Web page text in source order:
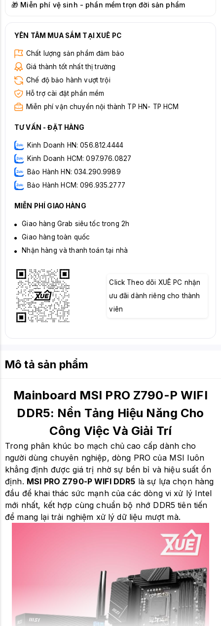
🎁 Miễn phí vệ sinh - phần mềm trọn đời sản phẩm
YÊN TÂM MUA SẮM TẠI XUÊ PC
Chất lượng sản phẩm đảm bảo
Giá thành tốt nhất thị trường
Chế độ bảo hành vượt trội
Hỗ trợ cài đặt phần mềm
Miễn phí vận chuyển nội thành TP HN- TP HCM
TƯ VẤN - ĐẶT HÀNG
Kinh Doanh HN: 056.812.4444
Kinh Doanh HCM: 097.976.0827
Bảo Hành HN: 034.290.9989
Bảo Hành HCM: 096.935.2777
MIỄN PHÍ GIAO HÀNG
Giao hàng Grab siêu tốc trong 2h
Giao hàng toàn quốc
Nhận hàng và thanh toán tại nhà
Click Theo dõi XUÊ PC nhận
ưu đãi dành riêng cho thành
viên
Mô tả sản phẩm
Mainboard MSI PRO Z790-P WIFI
DDR5: Nền Tảng Hiệu Năng Cho
Công Việc Và Giải Trí
Trong phân khúc bo mạch chủ cao cấp dành cho
người dùng chuyên nghiệp, dòng PRO của MSI luôn
khẳng định được giá trị nhờ sự bền bỉ và hiệu suất ổn
định. MSI PRO Z790-P WIFI DDR5 là sự lựa chọn hàng
đầu để khai thác sức mạnh của các dòng vi xử lý Intel
mới nhất, kết hợp cùng chuẩn bộ nhớ DDR5 tiên tiến
để mang lại trải nghiệm xử lý dữ liệu mượt mà.